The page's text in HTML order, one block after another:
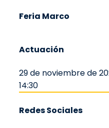
Feria Marco
Actuación
29 de noviembre de
14:30
Redes Sociales